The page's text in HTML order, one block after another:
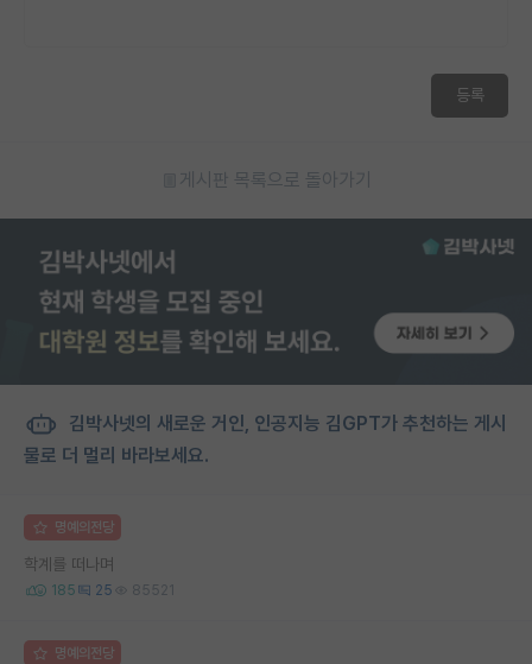
등록
게시판 목록으로 돌아가기
김박사넷의 새로운 거인, 인공지능 김GPT가 추천하는 게시
물로 더 멀리 바라보세요.
명예의전당
학계를 떠나며
185 25 85521
명예의전당